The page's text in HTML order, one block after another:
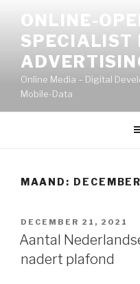
inhoud
springen
ONLINE-
SPECIALIST
Online Media – Digital
Mobile-Data
MAAND:
GEPLAATST
OP
DECEMBER 21, 2021
Aantal
nadert plafond